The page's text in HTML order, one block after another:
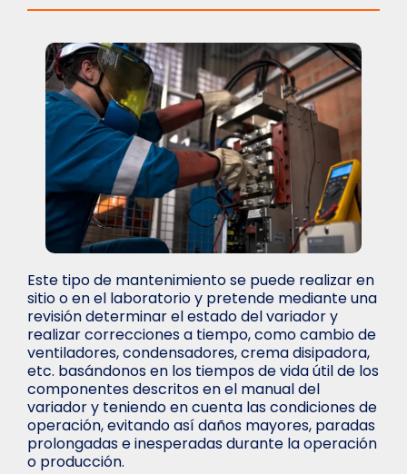
Este tipo de mantenimiento se puede realizar en
sitio o en el laboratorio y pretende mediante una
revisión determinar el estado del variador y
realizar correcciones a tiempo, como cambio de
ventiladores, condensadores, crema disipadora,
etc. basándonos en los tiempos de vida útil de los
componentes descritos en el manual del
variador y teniendo en cuenta las condiciones de
operación, evitando así daños mayores, paradas
prolongadas e inesperadas durante la operación
o producción.